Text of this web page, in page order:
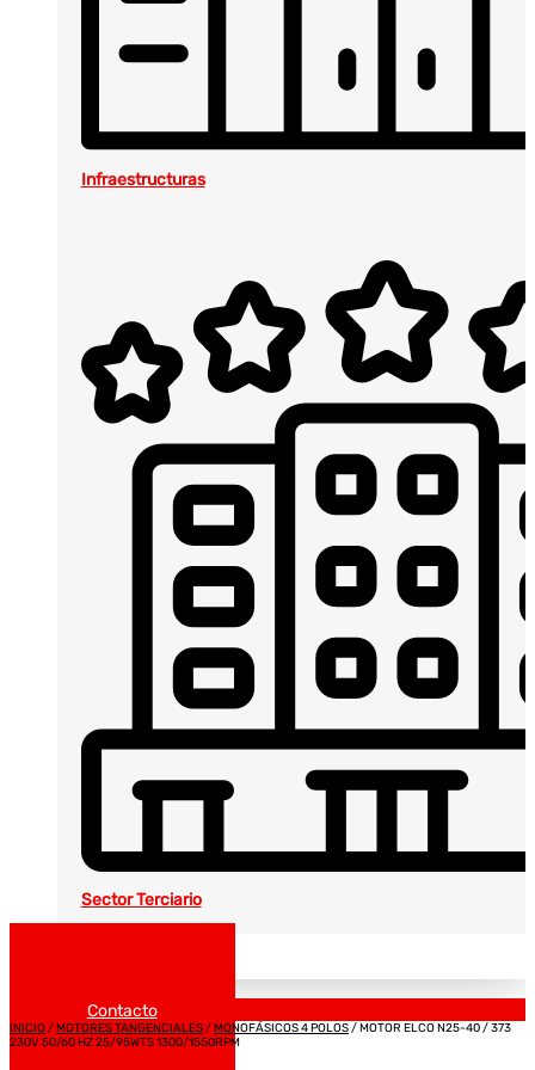
Infraestructuras
Sector Terciario
Contacto
INICIO/MOTORES TANGENCIALES/MONOFÁSICOS 4 POLOS/ MOTOR ELCO N25-40 / 373
230V 50/60 HZ 25/95WTS 1300/1550RPM